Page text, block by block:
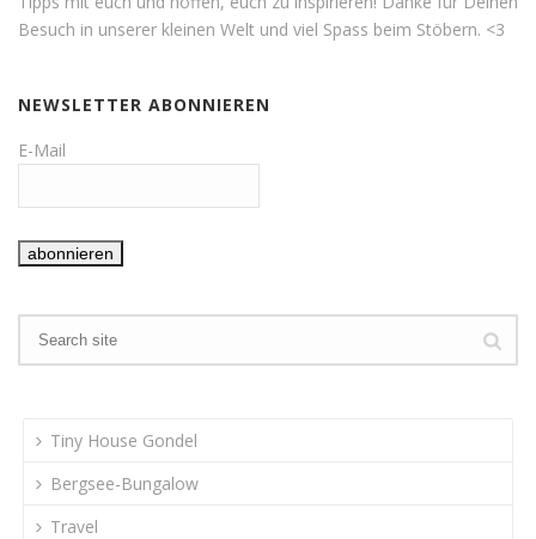
Besuch in unserer kleinen Welt und viel Spass beim Stöbern. <3
NEWSLETTER ABONNIEREN
E-Mail
Tiny House Gondel
Bergsee-Bungalow
Travel